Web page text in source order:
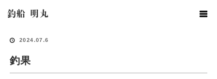
釣船 明丸
釣果情報
2024.07.6
釣果